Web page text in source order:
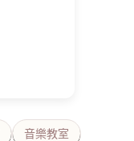
音樂教室